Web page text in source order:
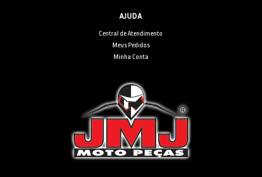
AJUDA
Central de Atendimento
Meus Pedidos
Minha Conta